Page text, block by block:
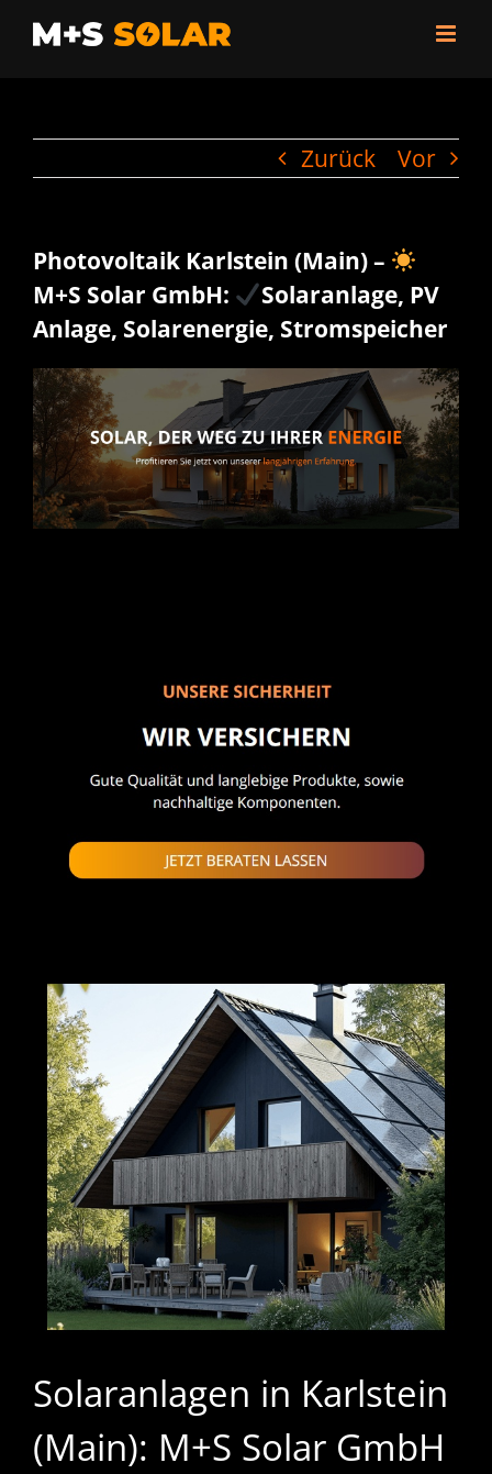
Zum
Inhalt
Zurück Vor
Photovoltaik Karlstein (Main) –
M+S Solar GmbH:
Solaranlage, PV
Anlage, Solarenergie, Stromspeicher
Solaranlagen in Karlstein
(Main): M+S Solar GmbH